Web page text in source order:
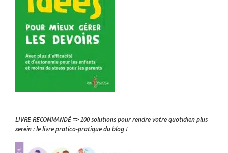
LIVRE RECOMMANDÉ => 100 solutions pour rendre votre quotidien plus
serein : le livre pratico-pratique du blog !